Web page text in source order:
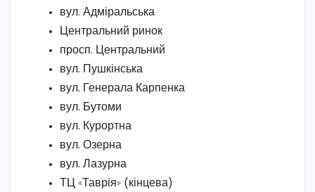
вул. Адміральська
Центральний ринок
просп. Центральний
вул. Пушкінська
вул. Генерала Карпенка
вул. Бутоми
вул. Курортна
вул. Озерна
вул. Лазурна
ТЦ «Таврія» (кінцева)